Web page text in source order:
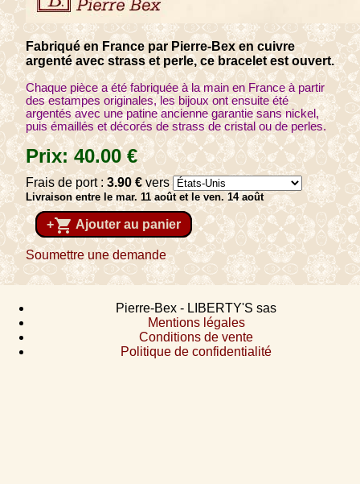
Fabriqué en France par Pierre-Bex en cuivre
argenté avec strass et perle, ce bracelet est ouvert.
Chaque pièce a été fabriquée à la main en France à partir
des estampes originales, les bijoux ont ensuite été
argentés avec une patine ancienne garantie sans nickel,
puis émaillés et décorés de strass de cristal ou de perles.
Prix:40.00€
Frais de port :3.90€ vers
Livraison entre le mar. 11 août et le ven. 14 août
+shopping_cart Ajouter au panier
Soumettre une demande
Pierre-Bex - LIBERTY'S sas
Mentions légales
Conditions de vente
Politique de confidentialité